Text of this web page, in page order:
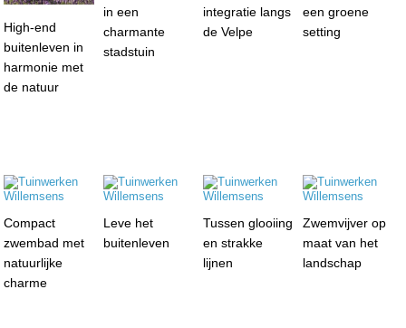
High-end
buitenleven in
harmonie met
de natuur
in een
charmante
stadstuin
integratie langs
de Velpe
een groene
setting
Compact
zwembad met
natuurlijke
charme
Leve het
buitenleven
Tussen glooiing
en strakke
lijnen
Zwemvijver op
maat van het
landschap